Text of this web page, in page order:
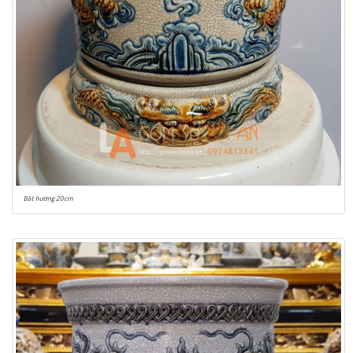
Bát hương 20cm